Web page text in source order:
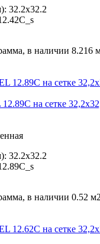
32.2x32.2
в наличии 8.216
на сетке
32.2x32.2
в наличии 0.52 м2